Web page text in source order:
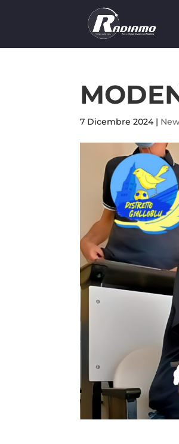
7 Dicembre 2024|